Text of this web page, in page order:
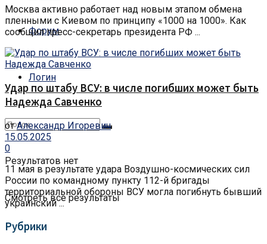
Форум
Логин
Результатов нет
Смотреть все результаты
Москва активно работает над новым этапом обмена
пленными с Киевом по принципу «1000 на 1000». Как
сообщил пресс-секретарь президента РФ ...
Удар по штабу ВСУ: в числе погибших может быть
Надежда Савченко
от Александр Игоревич
15.05.2025
0
11 мая в результате удара Воздушно-космических сил
России по командному пункту 112-й бригады
территориальной обороны ВСУ могла погибнуть бывший
украинский ...
Рубрики